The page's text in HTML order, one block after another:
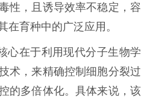
性，且诱导效率不稳定，容
在育种中的广泛应用。
心在于利用现代分子生物学
术，来精确控制细胞分裂过
的多倍体化。具体来说，该